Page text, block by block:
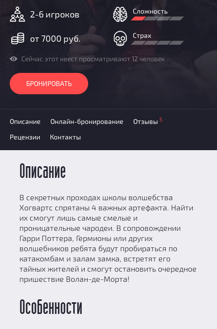
Новости
Партнерам
2-6 игроков
от 7000 руб.
Сложность
Страх
Сейчас этот квест просматривают 12 человек
БРОНИРОВАТЬ
Описание Онлайн-бронирование Отзывы 5
Рецензии Контакты
Описание
В секретных проходах школы волшебства
Хогвартс спрятаны 4 важных артефакта. Найти
их смогут лишь самые смелые и
проницательные чародеи. В сопровождении
Гарри Поттера, Гермионы или других
волшебников ребята будут пробираться по
катакомбам и залам замка, встретят его
тайных жителей и смогут остановить очередное
пришествие Волан-де-Морта!
Особенности